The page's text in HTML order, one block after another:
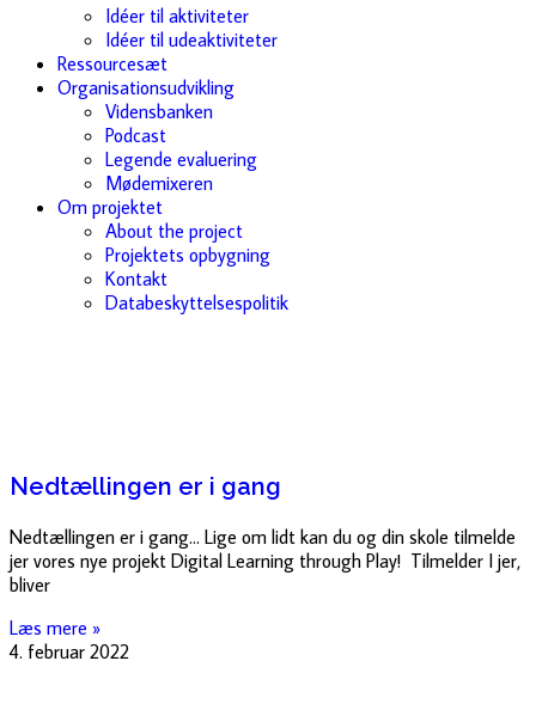
Idéer til aktiviteter
Idéer til udeaktiviteter
Ressourcesæt
Organisationsudvikling
Vidensbanken
Podcast
Legende evaluering
Mødemixeren
Om projektet
About the project
Projektets opbygning
Kontakt
Databeskyttelsespolitik
Nedtællingen er i gang
Nedtællingen er i gang… Lige om lidt kan du og din skole tilmelde
jer vores nye projekt Digital Learning through Play! Tilmelder I jer,
bliver
Læs mere »
4. februar 2022